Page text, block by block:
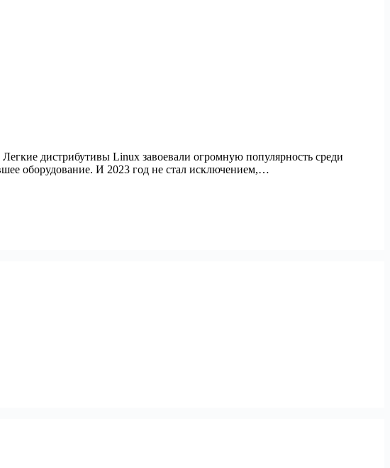
дистрибутивы Linux завоевали огромную популярность среди
оборудование. И 2023 год не стал исключением,…